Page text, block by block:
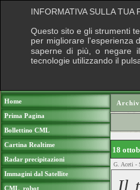
Home
Prima Pagina
Bollettino CML
Cartina Realtime
Radar precipitazioni
Immagini dal Satellite
CML_robot
18
G. Aceti -
Il
INFORMATIVA SULLA TUA
Questo sito e gli strumenti
per migliorare l'esperienza
saperne di più, o negare
tecnologie utilizzando il